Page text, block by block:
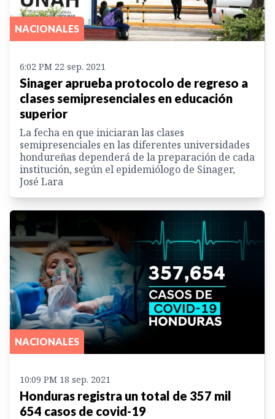
NACIONALES
6:02 PM 22 sep. 2021
Sinager aprueba protocolo de regreso a
clases semipresenciales en educación
superior
La fecha en que iniciaran las clases
semipresenciales en las diferentes universidades
hondureñas dependerá de la preparación de cada
institución, según el epidemiólogo de Sinager,
José Lara
NACIONALES
10:09 PM 18 sep. 2021
Honduras registra un total de 357 mil
654 casos de covid-19